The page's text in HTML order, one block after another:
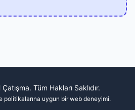
Tüm Hakları Saklıdır.
politikalarına uygun bir web deneyimi.